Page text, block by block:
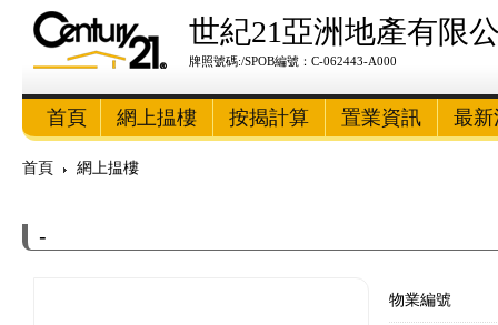
世紀21亞洲地產有限
牌照號碼:/SPOB編號：C-062443-A000
首頁 網上揾樓 按揭計算 置業資訊 最新
首頁 網上揾樓
-
物業編號